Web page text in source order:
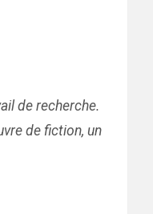
de recherche.
de fiction, un